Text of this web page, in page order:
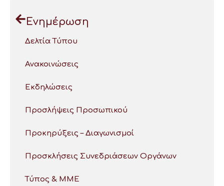
Ενημέρωση
Δελτία Τύπου
Ανακοινώσεις
Εκδηλώσεις
Προσλήψεις Προσωπικού
Προκηρύξεις – Διαγωνισμοί
Προσκλήσεις Συνεδριάσεων Οργάνων
Τύπος & ΜΜΕ